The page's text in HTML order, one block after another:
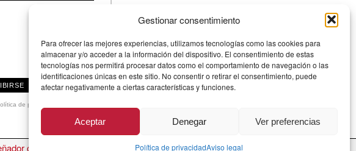
Gestionar consentimiento
Para ofrecer las mejores experiencias, utilizamos tecnologías como las cookies para
almacenar y/o acceder a la información del dispositivo. El consentimiento de estas
tecnologías nos permitirá procesar datos como el comportamiento de navegación o las
identificaciones únicas en este sitio. No consentir o retirar el consentimiento, puede
afectar negativamente a ciertas características y funciones.
Aceptar Denegar Ver preferencias
Política de privacidadAviso legal
de privacidad
cualquiera Aviso Legal · Privacidad · Cookies